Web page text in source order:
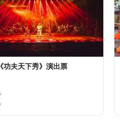
功夫天下秀》演出票